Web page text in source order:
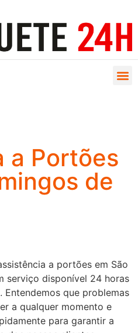
a Portões
de
a portões em São
serviço disponível 24 horas
Entendemos que problemas
a qualquer momento e
para garantir a